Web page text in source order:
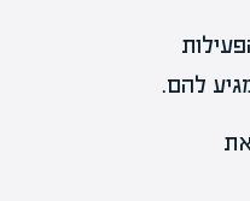
להם.